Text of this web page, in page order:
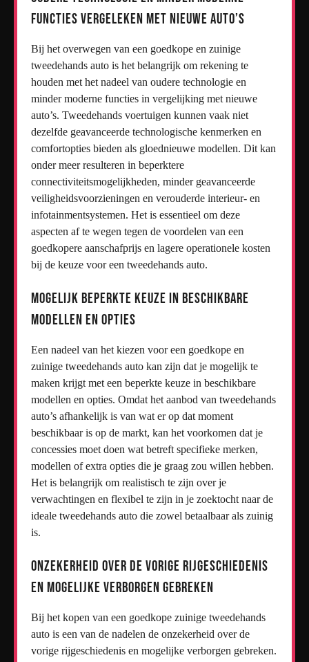
functies vergeleken met nieuwe auto’s
Bij het overwegen van een goedkope en zuinige
tweedehands auto is het belangrijk om rekening te
houden met het nadeel van oudere technologie en
minder moderne functies in vergelijking met nieuwe
auto’s. Tweedehands voertuigen kunnen vaak niet
dezelfde geavanceerde technologische kenmerken en
comfortopties bieden als gloednieuwe modellen. Dit kan
onder meer resulteren in beperktere
connectiviteitsmogelijkheden, minder geavanceerde
veiligheidsvoorzieningen en verouderde interieur- en
infotainmentsystemen. Het is essentieel om deze
aspecten af te wegen tegen de voordelen van een
goedkopere aanschafprijs en lagere operationele kosten
bij de keuze voor een tweedehands auto.
Mogelijk beperkte keuze in beschikbare
modellen en opties
Een nadeel van het kiezen voor een goedkope en
zuinige tweedehands auto kan zijn dat je mogelijk te
maken krijgt met een beperkte keuze in beschikbare
modellen en opties. Omdat het aanbod van tweedehands
auto’s afhankelijk is van wat er op dat moment
beschikbaar is op de markt, kan het voorkomen dat je
concessies moet doen wat betreft specifieke merken,
modellen of extra opties die je graag zou willen hebben.
Het is belangrijk om realistisch te zijn over je
verwachtingen en flexibel te zijn in je zoektocht naar de
ideale tweedehands auto die zowel betaalbaar als zuinig
is.
Onzekerheid over de vorige rijgeschiedenis
en mogelijke verborgen gebreken
Bij het kopen van een goedkope zuinige tweedehands
auto is een van de nadelen de onzekerheid over de
vorige rijgeschiedenis en mogelijke verborgen gebreken.